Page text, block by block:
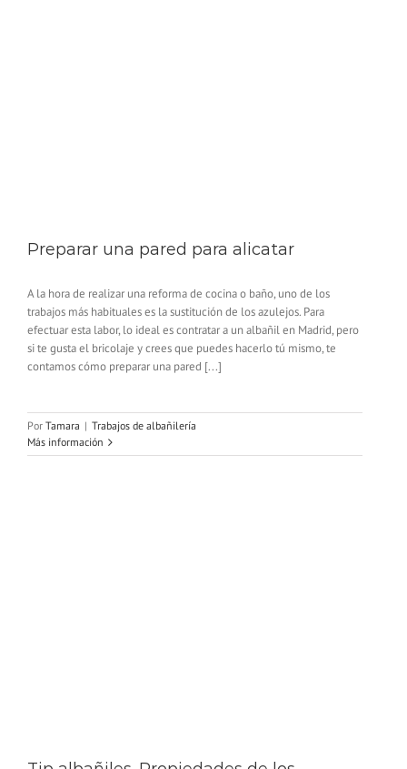
Preparar una pared para alicatar
A la hora de realizar una reforma de cocina o baño, uno de los
trabajos más habituales es la sustitución de los azulejos. Para
efectuar esta labor, lo ideal es contratar a un albañil en Madrid, pero
si te gusta el bricolaje y crees que puedes hacerlo tú mismo, te
contamos cómo preparar una pared [...]
Por Tamara | Trabajos de albañilería
Más información